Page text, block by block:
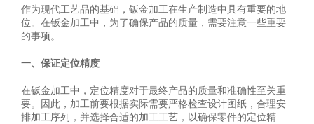
作为现代工艺品的基础，钣金加工在生产制造中具有重要的地
位。在钣金加工中，为了确保产品的质量，需要注意一些重要
的事项。
一、保证定位精度
在钣金加工中，定位精度对于最终产品的质量和准确性至关重
要。因此，加工前要根据实际需要严格检查设计图纸，合理安
排加工序列，并选择合适的加工工艺，以确保零件的定位精